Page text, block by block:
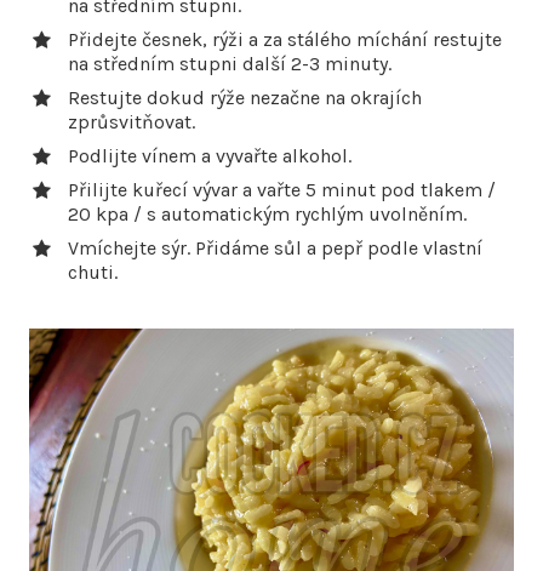
na středním stupni.
Přidejte česnek, rýži a za stálého míchání restujte
na středním stupni další 2-3 minuty.
Restujte dokud rýže nezačne na okrajích
zprůsvitňovat.
Podlijte vínem a vyvařte alkohol.
Přilijte kuřecí vývar a vařte 5 minut pod tlakem /
20 kpa / s automatickým rychlým uvolněním.
Vmíchejte sýr. Přidáme sůl a pepř podle vlastní
chuti.